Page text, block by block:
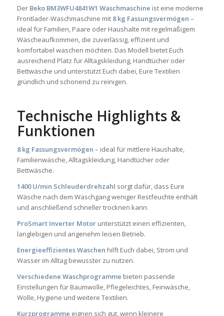
Der Beko BM3WFU4841W1 Waschmaschine ist eine moderne
Frontlader-Waschmaschine mit 8 kg Fassungsvermögen –
ideal für Familien, Paare oder Haushalte mit regelmäßigem
Wäscheaufkommen, die zuverlässig, effizient und
komfortabel waschen möchten. Das Modell bietet Euch
ausreichend Platz für Alltagskleidung, Handtücher oder
Bettwäsche und unterstützt Euch dabei, Eure Textilien
gründlich und schonend zu reinigen.
Technische Highlights &
Funktionen
8 kg Fassungsvermögen – ideal für mittlere Haushalte,
Familienwäsche, Alltagskleidung, Handtücher oder
Bettwäsche.
1400 U/min Schleuderdrehzahl sorgt dafür, dass Eure
Wäsche nach dem Waschgang weniger Restfeuchte enthält
und anschließend schneller trocknen kann.
ProSmart Inverter Motorunterstützt einen effizienten,
langlebigen und angenehm leisen Betrieb.
Energieeffizientes Waschen hilft Euch dabei, Strom und
Wasser im Alltag bewusster zu nutzen.
Verschiedene Waschprogramme bieten passende
Einstellungen für Baumwolle, Pflegeleichtes, Feinwäsche,
Wolle, Hygiene und weitere Textilien.
Kurzprogramme eignen sich gut, wenn kleinere